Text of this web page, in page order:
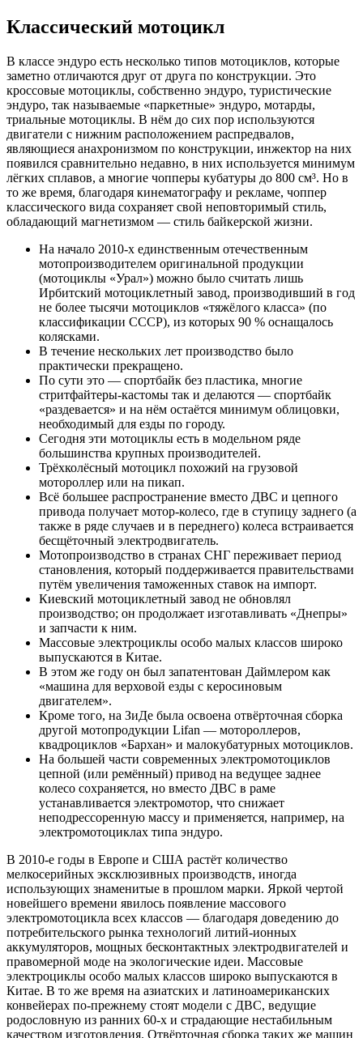
Классический мотоцикл
В классе эндуро есть несколько типов мотоциклов, которые
заметно отличаются друг от друга по конструкции. Это
кроссовые мотоциклы, собственно эндуро, туристические
эндуро, так называемые «паркетные» эндуро, мотарды,
триальные мотоциклы. В нём до сих пор используются
двигатели с нижним расположением распредвалов,
являющиеся анахронизмом по конструкции, инжектор на них
появился сравнительно недавно, в них используется минимум
лёгких сплавов, а многие чопперы кубатуры до 800 см³. Но в
то же время, благодаря кинематографу и рекламе, чоппер
классического вида сохраняет свой неповторимый стиль,
обладающий магнетизмом — стиль байкерской жизни.
На начало 2010-х единственным отечественным
мотопроизводителем оригинальной продукции
(мотоциклы «Урал») можно было считать лишь
Ирбитский мотоциклетный завод, производивший в год
не более тысячи мотоциклов «тяжёлого класса» (по
классификации СССР), из которых 90 % оснащалось
колясками.
В течение нескольких лет производство было
практически прекращено.
По сути это — спортбайк без пластика, многие
стритфайтеры-кастомы так и делаются — спортбайк
«раздевается» и на нём остаётся минимум облицовки,
необходимый для езды по городу.
Сегодня эти мотоциклы есть в модельном ряде
большинства крупных производителей.
Трёхколёсный мотоцикл похожий на грузовой
мотороллер или на пикап.
Всё большее распространение вместо ДВС и цепного
привода получает мотор-колесо, где в ступицу заднего (а
также в ряде случаев и в переднего) колеса встраивается
бесщёточный электродвигатель.
Мотопроизводство в странах СНГ переживает период
становления, который поддерживается правительствами
путём увеличения таможенных ставок на импорт.
Киевский мотоциклетный завод не обновлял
производство; он продолжает изготавливать «Днепры»
и запчасти к ним.
Массовые электроциклы особо малых классов широко
выпускаются в Китае.
В этом же году он был запатентован Даймлером как
«машина для верховой езды с керосиновым
двигателем».
Кроме того, на ЗиДе была освоена отвёрточная сборка
другой мотопродукции Lifan — мотороллеров,
квадроциклов «Бархан» и малокубатурных мотоциклов.
На большей части современных электромотоциклов
цепной (или ремённый) привод на ведущее заднее
колесо сохраняется, но вместо ДВС в раме
устанавливается электромотор, что снижает
неподрессоренную массу и применяется, например, на
электромотоциклах типа эндуро.
В 2010-е годы в Европе и США растёт количество
мелкосерийных эксклюзивных производств, иногда
использующих знаменитые в прошлом марки. Яркой чертой
новейшего времени явилось появление массового
электромотоцикла всех классов — благодаря доведению до
потребительского рынка технологий литий-ионных
аккумуляторов, мощных бесконтактных электродвигателей и
правомерной моде на экологические идеи. Массовые
электроциклы особо малых классов широко выпускаются в
Китае. В то же время на азиатских и латиноамериканских
конвейерах по-прежнему стоят модели с ДВС, ведущие
родословную из ранних 60-х и страдающие нестабильным
качеством изготовления. Отвёрточная сборка таких же машин